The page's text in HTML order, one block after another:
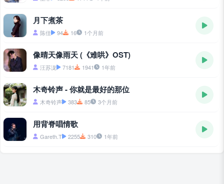
月下煮茶
陈佳 94 16 1个月前
像晴天像雨天 (《难哄》OST)
汪苏泷 7181 1941 1年前
木奇铃声 - 你就是最好的那位
木奇铃声 383 85 3个月前
用背脊唱情歌
Gareth.T 2255 310 1年前